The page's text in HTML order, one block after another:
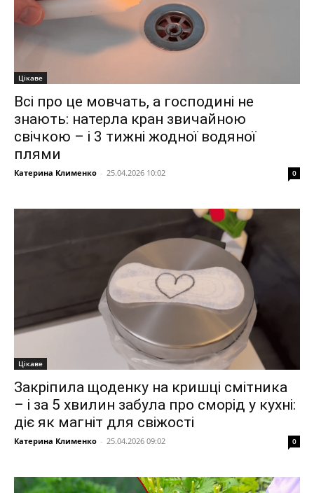
Цікаве
Всі про це мовчать, а господині не
знають: натерла кран звичайною
свічкою – і 3 тижні жодної водяної
плями
Катерина Клименко - 25.04.2026 10:02 0
Цікаве
Закріпила щоденку на кришці смітника
– і за 5 хвилин забула про сморід у кухні:
діє як магніт для свіжості
Катерина Клименко - 25.04.2026 09:02 0